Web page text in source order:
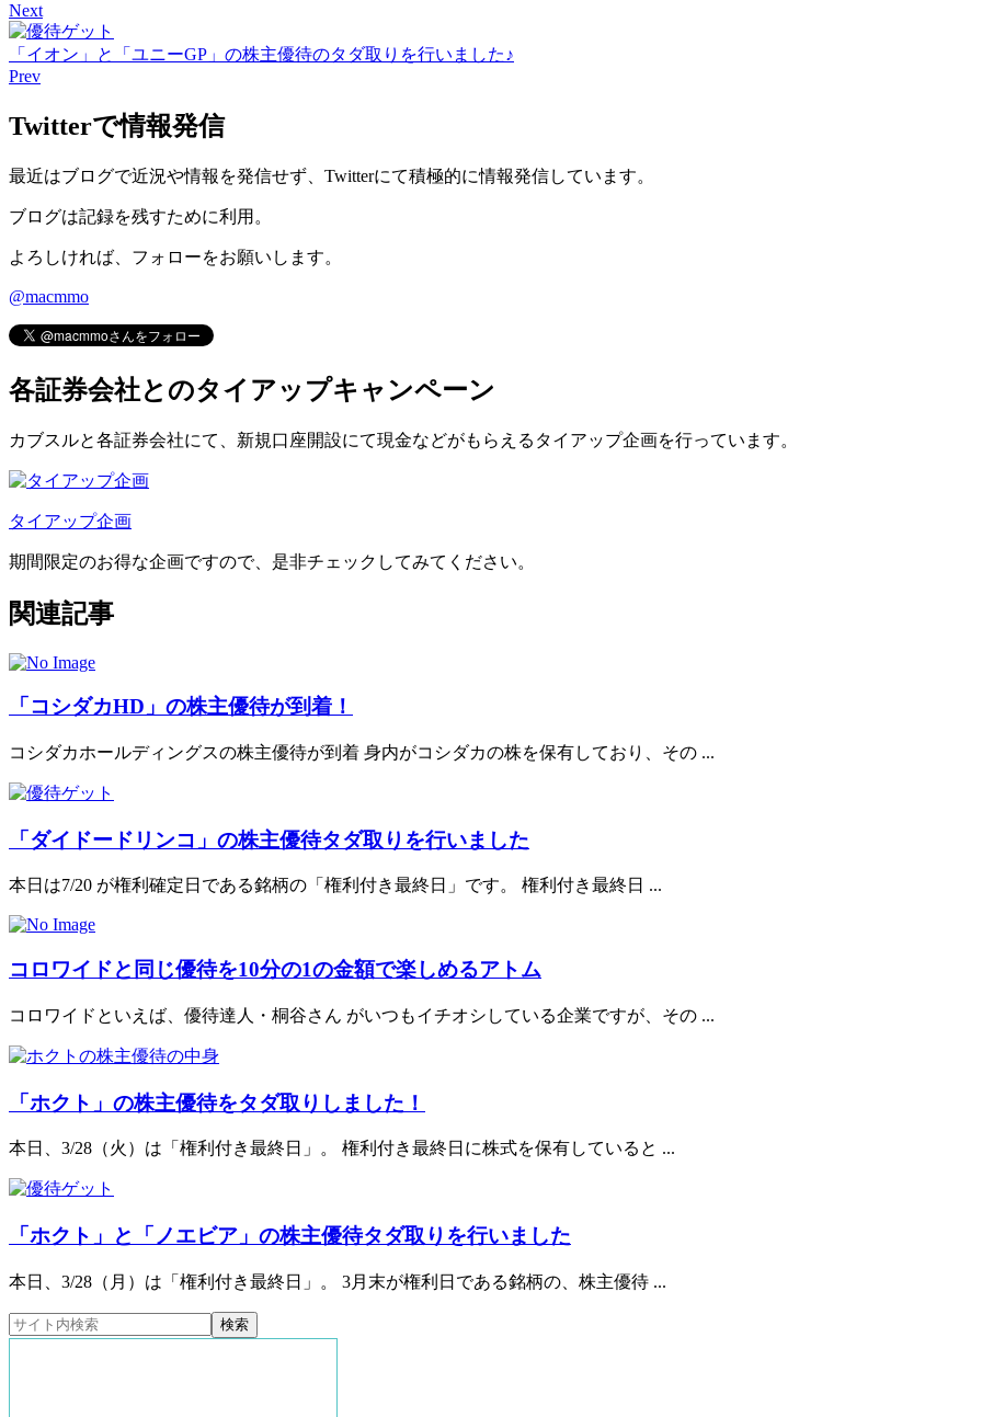
Next
「イオン」と「ユニーGP」の株主優待のタダ取りを行いました♪
Prev
Twitterで情報発信
最近はブログで近況や情報を発信せず、Twitterにて積極的に情報発信しています。
ブログは記録を残すために利用。
よろしければ、フォローをお願いします。
@macmmo
各証券会社とのタイアップキャンペーン
カブスルと各証券会社にて、 新規口座開設にて現金などがもらえるタイアップ企画を行っています。
タイアップ企画
期間限定のお得な企画ですので、是非チェックしてみてください。
関連記事
「コシダカHD」の株主優待が到着！
コシダカホールディングスの株主優待が到着 身内がコシダカの株を保有しており、その ...
「ダイドードリンコ」の株主優待タダ取りを行いました
本日は7/20 が権利確定日である銘柄の「権利付き最終日」です。 権利付き最終日 ...
コロワイドと同じ優待を10分の1の金額で楽しめるアトム
コロワイドといえば、優待達人・桐谷さん がいつもイチオシしている企業ですが、その ...
「ホクト」の株主優待をタダ取りしました！
本日、3/28（火）は「権利付き最終日」。 権利付き最終日に株式を保有していると ...
「ホクト」と「ノエビア」の株主優待タダ取りを行いました
本日、3/28（月）は「権利付き最終日」。 3月末が権利日である銘柄の、株主優待 ...